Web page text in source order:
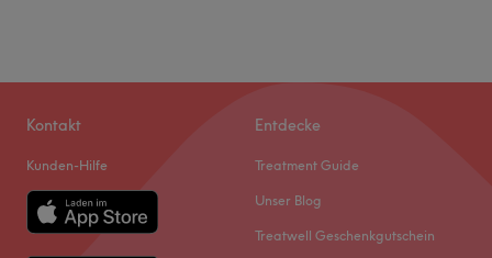
Kontakt
Kunden-Hilfe
Entdecke
Treatment Guide
Unser Blog
Treatwell Geschenkgutschein